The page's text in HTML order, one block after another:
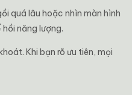
quá lâu hoặc nhìn màn hình
năng lượng.
Khi bạn rõ ưu tiên, mọi